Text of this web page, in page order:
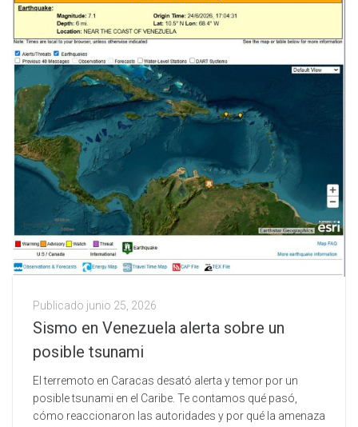
Publicado junio 25, 2026
Sismo en Venezuela alerta sobre un
posible tsunami
El terremoto en Caracas desató alerta y temor por un
posible tsunami en el Caribe. Te contamos qué pasó,
cómo reaccionaron las autoridades y por qué la amenaza